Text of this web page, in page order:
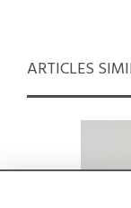
ARTICLES